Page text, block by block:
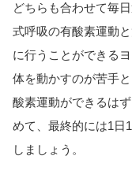
どちらも合わせて毎
式呼吸の有酸素運動
に行うことができる
体を動かすのが苦手
酸素運動ができるは
めて、最終的には1日
しましょう。